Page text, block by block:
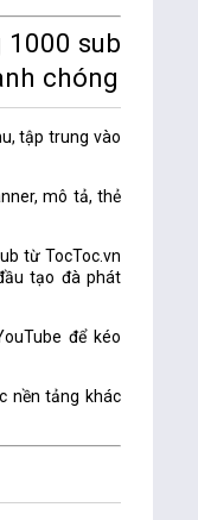
1000 sub
chóng
tập trung vào
mô tả, thẻ
từ TocToc.vn
tạo đà phát
để kéo
nền tảng khác